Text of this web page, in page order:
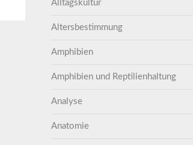
Alltagskultur
Altersbestimmung
Amphibien
Amphibien und Reptilienhaltung
Analyse
Anatomie